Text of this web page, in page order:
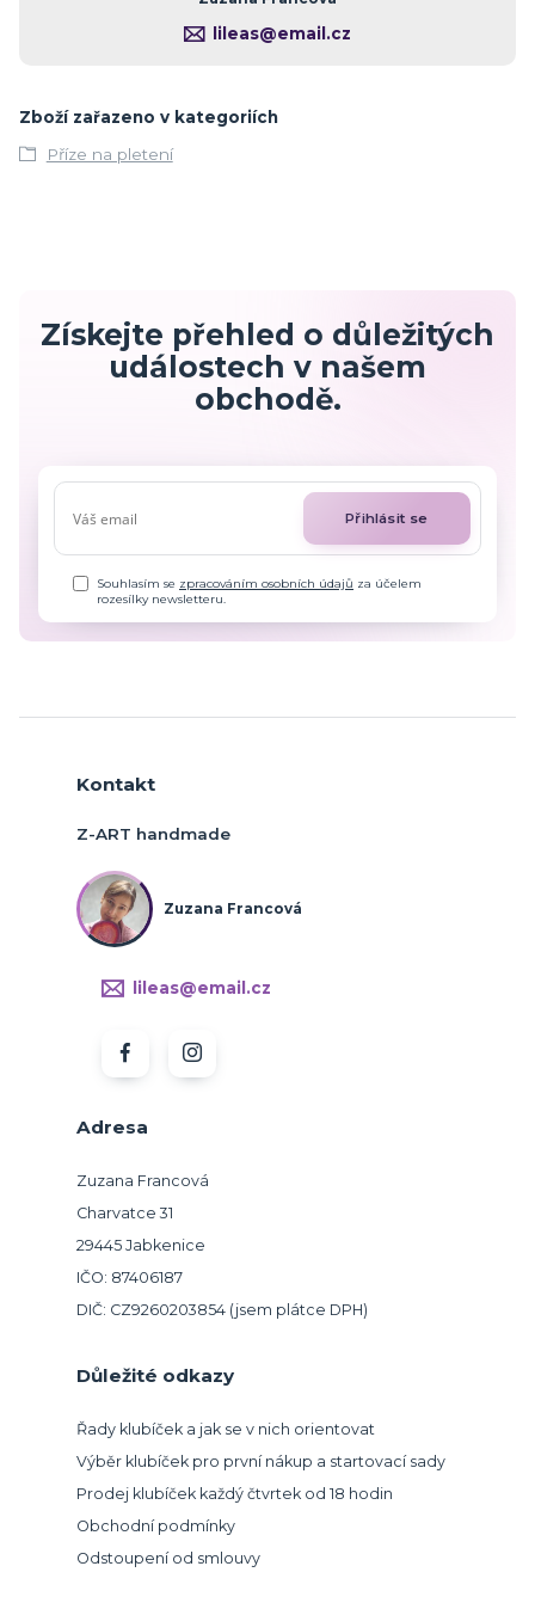
lileas@email.cz
Zboží zařazeno v kategoriích
Příze na pletení
Získejte přehled o důležitých
událostech v našem
obchodě.
Přihlásit se
Souhlasím se zpracováním osobních údajů za účelem
rozesílky newsletteru.
Adresa
Zuzana Francová
Charvatce 31
29445 Jabkenice
IČO: 87406187
DIČ: CZ9260203854 (jsem plátce DPH)
Důležité odkazy
Řady klubíček a jak se v nich orientovat
Výběr klubíček pro první nákup a startovací sady
Prodej klubíček každý čtvrtek od 18 hodin
Obchodní podmínky
Odstoupení od smlouvy
Kontakt
Z-ART handmade
Zuzana Francová
lileas@email.cz